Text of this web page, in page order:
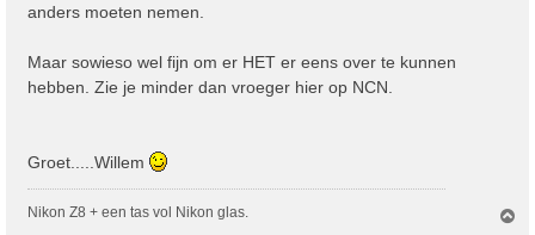
anders moeten nemen.
Maar sowieso wel fijn om er HET er eens over te kunnen
hebben. Zie je minder dan vroeger hier op NCN.
Groet.....Willem
Nikon Z8 + een tas vol Nikon glas.